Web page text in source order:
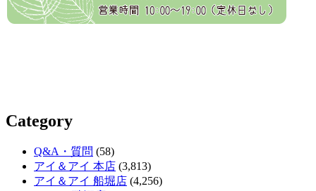
Category
Q&A・質問 (58)
アイ＆アイ 本店 (3,813)
アイ＆アイ 船堀店 (4,256)